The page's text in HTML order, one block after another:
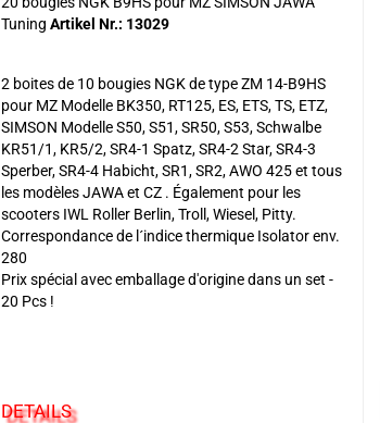
Tuning Artikel Nr.: 13029
2 boites de 10 bougies NGK de type ZM 14-B9HS
pour MZ Modelle BK350, RT125, ES, ETS, TS, ETZ,
SIMSON Modelle S50, S51, SR50, S53, Schwalbe
KR51/1, KR5/2, SR4-1 Spatz, SR4-2 Star, SR4-3
Sperber, SR4-4 Habicht, SR1, SR2, AWO 425 et tous
les modèles JAWA et CZ . Également pour les
scooters IWL Roller Berlin, Troll, Wiesel, Pitty.
Correspondance de l´indice thermique Isolator env.
280
Prix spécial avec emballage d'origine dans un set -
20 Pcs !
DETAILS